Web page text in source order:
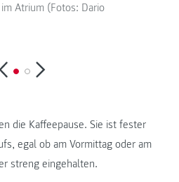
Atrium (Fotos: Dario
die Kaffeepause. Sie ist fester
egal ob am Vormittag oder am
streng eingehalten.